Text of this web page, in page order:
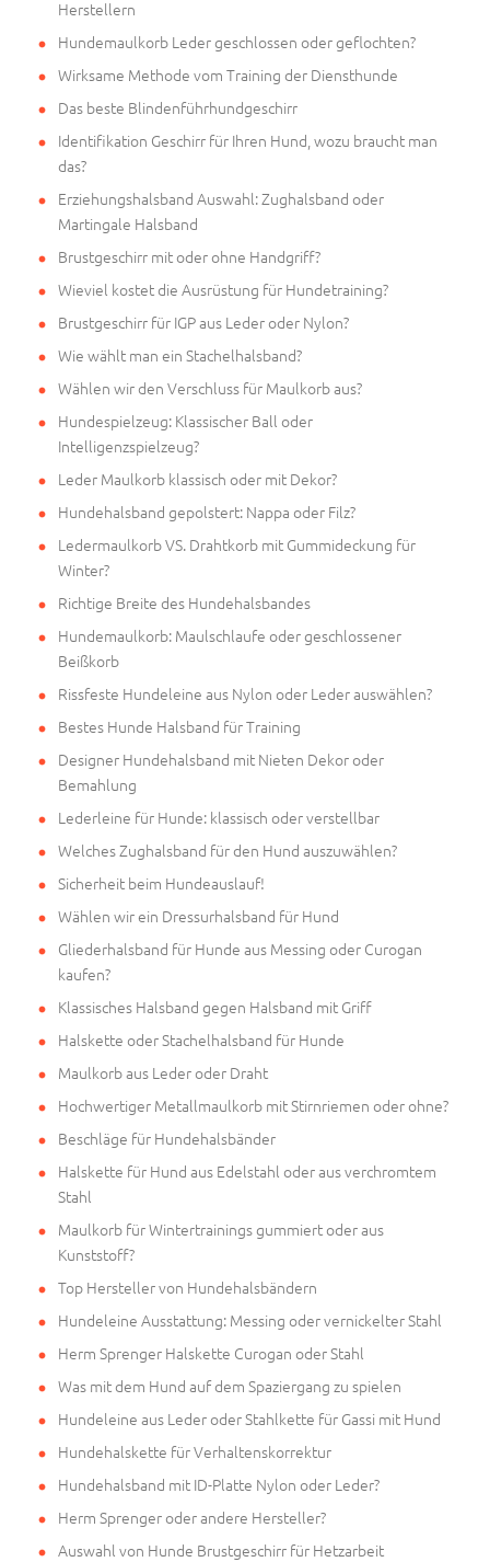
Herstellern
Hundemaulkorb Leder geschlossen oder geflochten?
Wirksame Methode vom Training der Diensthunde
Das beste Blindenführhundgeschirr
Identifikation Geschirr für Ihren Hund, wozu braucht man
das?
Erziehungshalsband Auswahl: Zughalsband oder
Martingale Halsband
Brustgeschirr mit oder ohne Handgriff?
Wieviel kostet die Ausrüstung für Hundetraining?
Brustgeschirr für IGP aus Leder oder Nylon?
Wie wählt man ein Stachelhalsband?
Wählen wir den Verschluss für Maulkorb aus?
Hundespielzeug: Klassischer Ball oder
Intelligenzspielzeug?
Leder Maulkorb klassisch oder mit Dekor?
Hundehalsband gepolstert: Nappa oder Filz?
Ledermaulkorb VS. Drahtkorb mit Gummideckung für
Winter?
Richtige Breite des Hundehalsbandes
Hundemaulkorb: Maulschlaufe oder geschlossener
Beißkorb
Rissfeste Hundeleine aus Nylon oder Leder auswählen?
Bestes Hunde Halsband für Training
Designer Hundehalsband mit Nieten Dekor oder
Bemahlung
Lederleine für Hunde: klassisch oder verstellbar
Welches Zughalsband für den Hund auszuwählen?
Sicherheit beim Hundeauslauf!
Wählen wir ein Dressurhalsband für Hund
Gliederhalsband für Hunde aus Messing oder Curogan
kaufen?
Klassisches Halsband gegen Halsband mit Griff
Halskette oder Stachelhalsband für Hunde
Maulkorb aus Leder oder Draht
Hochwertiger Metallmaulkorb mit Stirnriemen oder ohne?
Beschläge für Hundehalsbänder
Halskette für Hund aus Edelstahl oder aus verchromtem
Stahl
Maulkorb für Wintertrainings gummiert oder aus
Kunststoff?
Top Hersteller von Hundehalsbändern
Hundeleine Ausstattung: Messing oder vernickelter Stahl
Herm Sprenger Halskette Curogan oder Stahl
Was mit dem Hund auf dem Spaziergang zu spielen
Hundeleine aus Leder oder Stahlkette für Gassi mit Hund
Hundehalskette für Verhaltenskorrektur
Hundehalsband mit ID-Platte Nylon oder Leder?
Herm Sprenger oder andere Hersteller?
Auswahl von Hunde Brustgeschirr für Hetzarbeit